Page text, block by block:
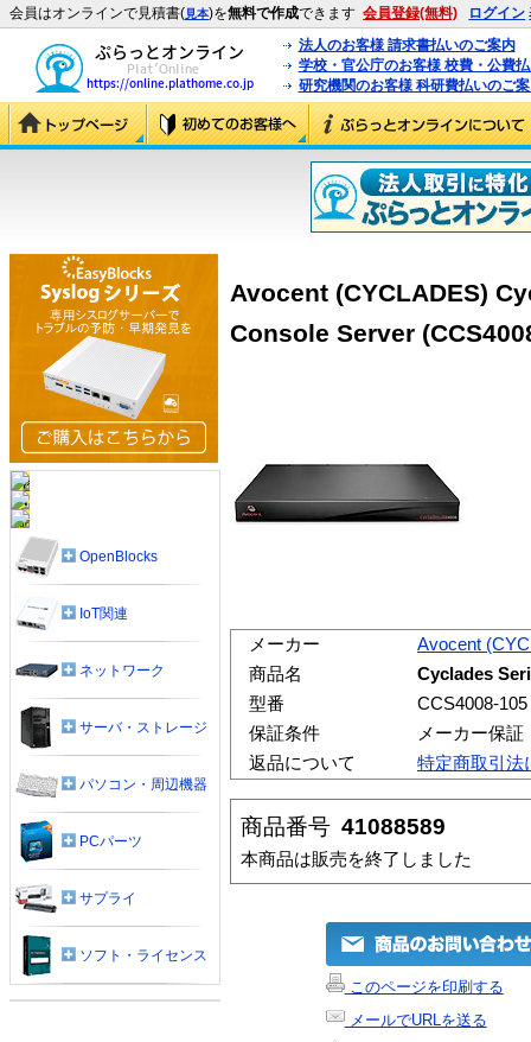
会員はオンラインで見積書(見本)を無料で作成できます 会員登録(無料) ログイン
法人のお客様 請求書払いのご案内
学校・官公庁のお客様 校費・公費
研究機関のお客様 科研費払いのご
Avocent (CYCLADES)
Console Server
メーカー
Avocent
商品名
Cyclades
型番
CCS4008-105
保証条件
メーカー保証
返品について
特定商取引法
商品番号 41088589
本商品は販売を終了しました
このページを印刷する
メールでURLを送る
OpenBlocks
IoT関連
ネットワーク
サーバ・ストレージ
パソコン・周辺機器
PCパーツ
サプライ
ソフト・ライセンス